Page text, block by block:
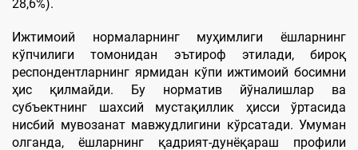
28,6%).
Ижтимоий нормаларнинг муҳимлиги ёшларнинг
кўпчилиги томонидан эътироф этилади, бироқ
респондентларнинг ярмидан кўпи ижтимоий босимни
ҳис қилмайди. Бу норматив йўналишлар ва
субъектнинг шахсий мустақиллик ҳисси ўртасида
нисбий мувозанат мавжудлигини кўрсатади. Умуман
олганда, ёшларнинг қадрият-дунёқараш профили